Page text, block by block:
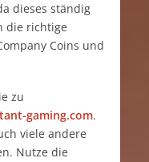
dieses ständig
die richtige
Coins und
zu
gaming.com.
viele andere
Nutze die